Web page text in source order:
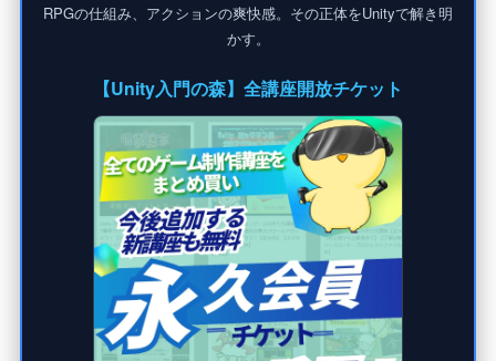
RPGの仕組み、アクションの爽快感。その正体をUnityで解き明
かす。
【Unity入門の森】全講座開放チケット